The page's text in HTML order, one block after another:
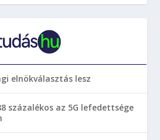
elnökválasztás lesz
százalékos az 5G lefedettsége